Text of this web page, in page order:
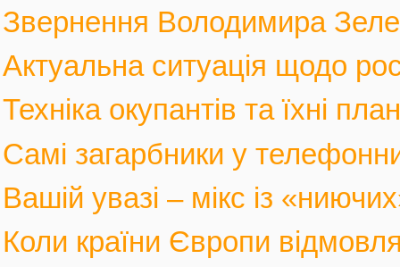
Звернення Володимира
Актуальна ситуація щодо
Техніка окупантів та їхні
Самі загарбники у
Вашій увазі – мікс із
Коли країни Європи